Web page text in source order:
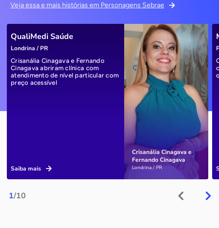
Veja essa e mais histórias em Personagens Sebrae
1/10
Crisanália Cinagava e
Fernando Cinagava
Londrina / PR
QualiMedi Saúde
Londrina / PR
Crisanália Cinagava e Fernando
Cinagava abriram clínica com
atendimento de nível particular com
preço acessível
Saiba mais